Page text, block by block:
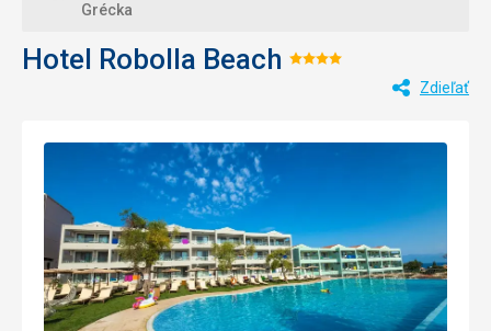
Grécka
Hotel Robolla Beach Hodnotenie:
Zdieľať